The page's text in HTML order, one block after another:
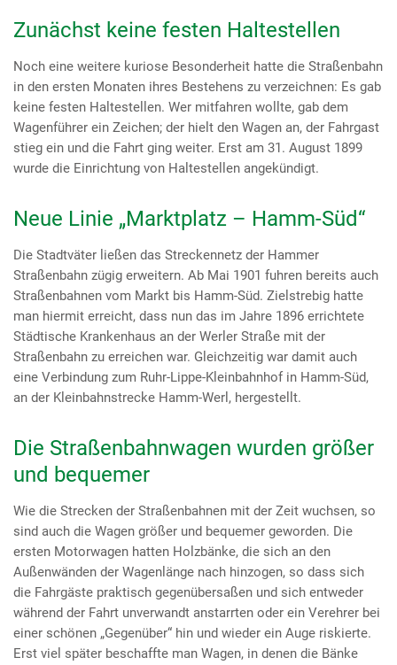
Zunächst keine festen Haltestellen
Noch eine weitere kuriose Besonderheit hatte die Straßenbahn
in den ersten Monaten ihres Bestehens zu verzeichnen: Es gab
keine festen Haltestellen. Wer mitfahren wollte, gab dem
Wagenführer ein Zeichen; der hielt den Wagen an, der Fahrgast
stieg ein und die Fahrt ging weiter. Erst am 31. August 1899
wurde die Einrichtung von Haltestellen angekündigt.
Neue Linie „Marktplatz – Hamm-Süd“
Die Stadtväter ließen das Streckennetz der Hammer
Straßenbahn zügig erweitern. Ab Mai 1901 fuhren bereits auch
Straßenbahnen vom Markt bis Hamm-Süd. Zielstrebig hatte
man hiermit erreicht, dass nun das im Jahre 1896 errichtete
Städtische Krankenhaus an der Werler Straße mit der
Straßenbahn zu erreichen war. Gleichzeitig war damit auch
eine Verbindung zum Ruhr-Lippe-Kleinbahnhof in Hamm-Süd,
an der Kleinbahnstrecke Hamm-Werl, hergestellt.
Die Straßenbahnwagen wurden größer
und bequemer
Wie die Strecken der Straßenbahnen mit der Zeit wuchsen, so
sind auch die Wagen größer und bequemer geworden. Die
ersten Motorwagen hatten Holzbänke, die sich an den
Außenwänden der Wagenlänge nach hinzogen, so dass sich
die Fahrgäste praktisch gegenübersaßen und sich entweder
während der Fahrt unverwandt anstarrten oder ein Verehrer bei
einer schönen „Gegenüber“ hin und wieder ein Auge riskierte.
Erst viel später beschaffte man Wagen, in denen die Bänke